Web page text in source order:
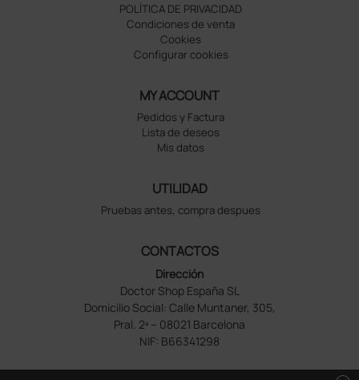
POLÍTICA DE PRIVACIDAD
Condiciones de venta
Cookies
Configurar cookies
MY ACCOUNT
Pedidos y Factura
Lista de deseos
Mis datos
UTILIDAD
Pruebas antes, compra despues
CONTACTOS
Dirección
Doctor Shop España SL
Domicilio Social: Calle Muntaner, 305,
Pral. 2ª – 08021 Barcelona
NIF: B66341298